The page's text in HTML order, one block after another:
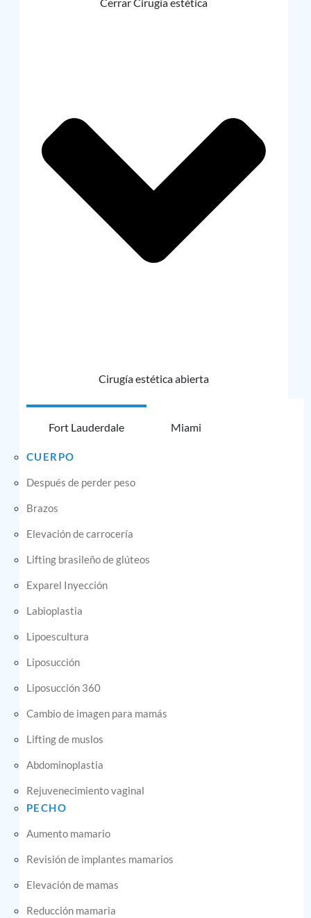
Cerrar Cirugía estética
Cirugía estética abierta
Fort Lauderdale Miami
CUERPO
Después de perder peso
Brazos
Elevación de carrocería
Lifting brasileño de glúteos
Exparel Inyección
Labioplastia
Lipoescultura
Liposucción
Liposucción 360
Cambio de imagen para mamás
Lifting de muslos
Abdominoplastia
Rejuvenecimiento vaginal
PECHO
Aumento mamario
Revisión de implantes mamarios
Elevación de mamas
Reducción mamaria